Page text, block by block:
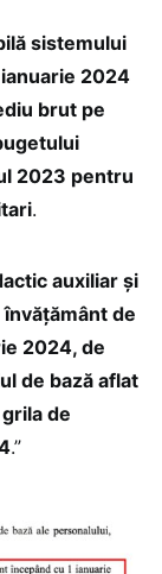
sistemului
2024
brut pe
2023 pentru
.
auxiliar și
de
2024, de
de bază aflat
de
.”